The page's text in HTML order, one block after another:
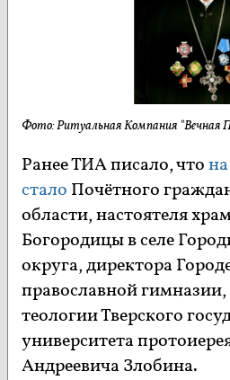
Фото: Ритуальная Компания "Вечная
Ранее ТИА писало, что
стало Почётного
области, настоятеля
Богородицы в селе
округа, директора
православной
теологии Тверского
университета
Андреевича Злобина.